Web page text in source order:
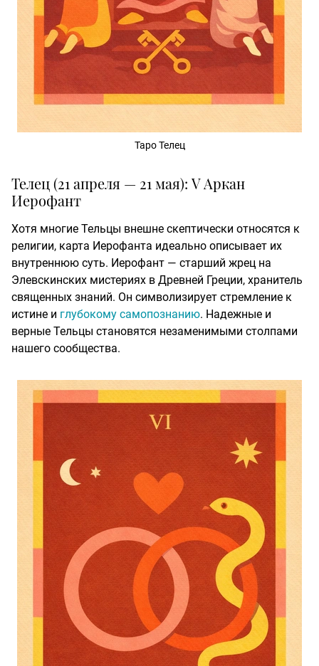
Таро Телец
Телец (21 апреля — 21 мая): V Аркан
Иерофант
Хотя многие Тельцы внешне скептически относятся к
религии, карта Иерофанта идеально описывает их
внутреннюю суть. Иерофант — старший жрец на
Элевскинских мистериях в Древней Греции, хранитель
священных знаний. Он символизирует стремление к
истине и глубокому самопознанию. Надежные и
верные Тельцы становятся незаменимыми столпами
нашего сообщества.